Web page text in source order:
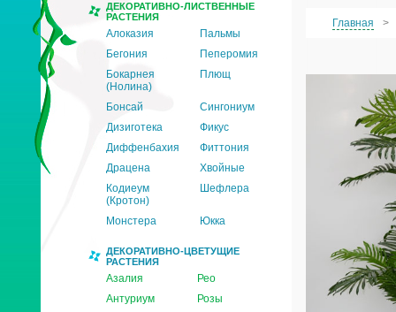
ДЕКОРАТИВНО-ЛИСТВЕННЫЕ
РАСТЕНИЯ
Алоказия
Пальмы
Бегония
Пеперомия
Бокарнея
(Нолина)
Плющ
Бонсай
Сингониум
Дизиготека
Фикус
Диффенбахия
Фиттония
Драцена
Хвойные
Кодиеум
(Кротон)
Шефлера
Монстера Юкка
ДЕКОРАТИВНО-ЦВЕТУЩИЕ
РАСТЕНИЯ
Азалия
Рео
Антуриум
Розы
Главная